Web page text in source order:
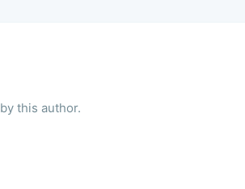
by this author.